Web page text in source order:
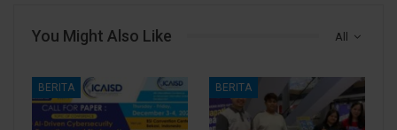
All
You Might Also Like
BERITA BERITA